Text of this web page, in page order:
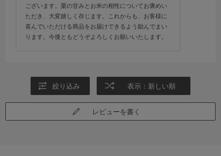
ございます。栗の甘みとお米の相性についてお褒めい
ただき、大変嬉しく存じます。これからも、お客様に
喜んでいただける商品をお届けできるよう励んでまい
ります。今後ともどうぞよろしくお願いいたします。
絞り込み 表示：新しい順
レビューを書く